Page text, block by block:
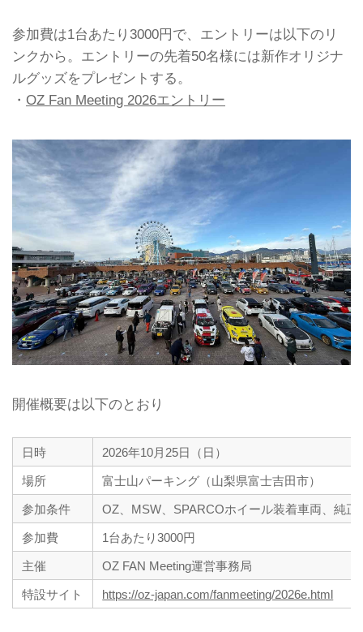
参加費は1台あたり3000円で、エントリーは以下のリ
ンクから。エントリーの先着50名様には新作オリジナ
ルグッズをプレゼントする。
・ OZ Fan Meeting 2026エントリー
開催概要は以下のとおり
日時 2026年10月25日（日）
場所 富士山パーキング（山梨県富士吉田市）
参加条件 OZ、MSW、SPARCOホイール装着車両、純正
参加費 1台あたり3000円
主催 OZ FAN Meeting運営事務局
特設サイト https://oz-japan.com/fanmeeting/2026e.html